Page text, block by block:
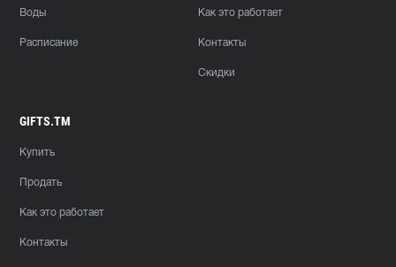
Воды
Расписание
Как это работает
Контакты
Скидки
GIFTS.TM
Купить
Продать
Как это работает
Контакты